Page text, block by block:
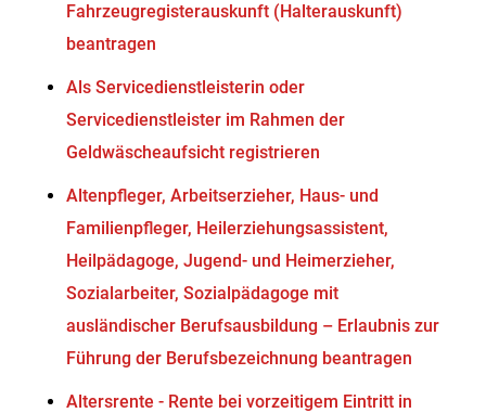
Fahrzeugregisterauskunft (Halterauskunft)
beantragen
Als Servicedienstleisterin oder
Servicedienstleister im Rahmen der
Geldwäscheaufsicht registrieren
Altenpfleger, Arbeitserzieher, Haus- und
Familienpfleger, Heilerziehungsassistent,
Heilpädagoge, Jugend- und Heimerzieher,
Sozialarbeiter, Sozialpädagoge mit
ausländischer Berufsausbildung – Erlaubnis zur
Führung der Berufsbezeichnung beantragen
Altersrente - Rente bei vorzeitigem Eintritt in